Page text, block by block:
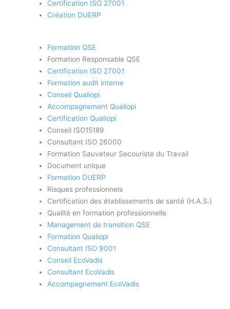
Certification ISO 27001
Création DUERP
Formation QSE
Formation Responsable QSE
Certification ISO 27001
Formation audit interne
Conseil Qualiopi
Accompagnement Qualiopi
Certification Qualiopi
Conseil ISO15189
Consultant ISO 26000
Formation Sauveteur Secouriste du Travail
Document unique
Formation DUERP
Risques professionnels
Certification des établissements de santé (H.A.S.)
Qualité en formation professionnelle
Management de transition QSE
Formation Qualiopi
Consultant ISO 9001
Conseil EcoVadis
Consultant EcoVadis
Accompagnement EcoVadis